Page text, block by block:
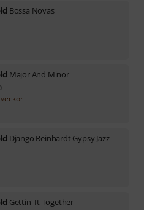
Bossa Novas
Major And Minor
Django Reinhardt Gypsy Jazz
Gettin' It Together